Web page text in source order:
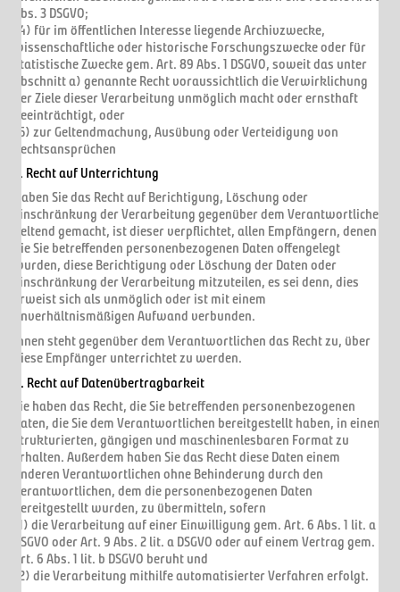
Abs. 3 DSGVO;
(4) für im öffentlichen Interesse liegende Archivzwecke,
wissenschaftliche oder historische Forschungszwecke oder für
statistische Zwecke gem. Art. 89 Abs. 1 DSGVO, soweit das unter
Abschnitt a) genannte Recht voraussichtlich die Verwirklichung
der Ziele dieser Verarbeitung unmöglich macht oder ernsthaft
beeinträchtigt, oder
(5) zur Geltendmachung, Ausübung oder Verteidigung von
Rechtsansprüchen
5. Recht auf Unterrichtung
Haben Sie das Recht auf Berichtigung, Löschung oder
Einschränkung der Verarbeitung gegenüber dem Verantwortlichen
geltend gemacht, ist dieser verpflichtet, allen Empfängern, denen
die Sie betreffenden personenbezogenen Daten offengelegt
wurden, diese Berichtigung oder Löschung der Daten oder
Einschränkung der Verarbeitung mitzuteilen, es sei denn, dies
erweist sich als unmöglich oder ist mit einem
unverhältnismäßigen Aufwand verbunden.
Ihnen steht gegenüber dem Verantwortlichen das Recht zu, über
diese Empfänger unterrichtet zu werden.
6. Recht auf Datenübertragbarkeit
Sie haben das Recht, die Sie betreffenden personenbezogenen
Daten, die Sie dem Verantwortlichen bereitgestellt haben, in einem
strukturierten, gängigen und maschinenlesbaren Format zu
erhalten. Außerdem haben Sie das Recht diese Daten einem
anderen Verantwortlichen ohne Behinderung durch den
Verantwortlichen, dem die personenbezogenen Daten
bereitgestellt wurden, zu übermitteln, sofern
(1) die Verarbeitung auf einer Einwilligung gem. Art. 6 Abs. 1 lit. a
DSGVO oder Art. 9 Abs. 2 lit. a DSGVO oder auf einem Vertrag gem.
Art. 6 Abs. 1 lit. b DSGVO beruht und
(2) die Verarbeitung mithilfe automatisierter Verfahren erfolgt.